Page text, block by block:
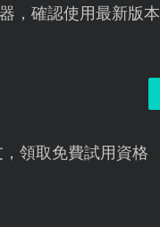
，確認使用最新版本
領取免費試用資格